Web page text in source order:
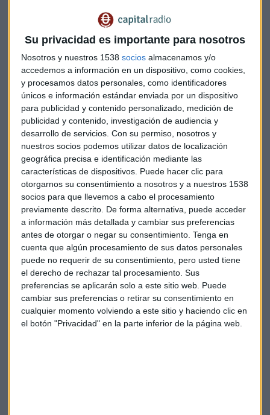
Su privacidad es importante para nosotros
Nosotros y nuestros 1538 socios almacenamos y/o
accedemos a información en un dispositivo, como cookies,
y procesamos datos personales, como identificadores
únicos e información estándar enviada por un dispositivo
para publicidad y contenido personalizado, medición de
publicidad y contenido, investigación de audiencia y
desarrollo de servicios. Con su permiso, nosotros y
nuestros socios podemos utilizar datos de localización
geográfica precisa e identificación mediante las
características de dispositivos. Puede hacer clic para
otorgarnos su consentimiento a nosotros y a nuestros 1538
socios para que llevemos a cabo el procesamiento
previamente descrito. De forma alternativa, puede acceder
a información más detallada y cambiar sus preferencias
antes de otorgar o negar su consentimiento. Tenga en
cuenta que algún procesamiento de sus datos personales
puede no requerir de su consentimiento, pero usted tiene
el derecho de rechazar tal procesamiento. Sus
preferencias se aplicarán solo a este sitio web. Puede
cambiar sus preferencias o retirar su consentimiento en
cualquier momento volviendo a este sitio y haciendo clic en
el botón "Privacidad" en la parte inferior de la página web.
Bolsa Ibex Mercados
Suscríbete a nuestros boletines
Te enviaremos las noticias más importantes del día